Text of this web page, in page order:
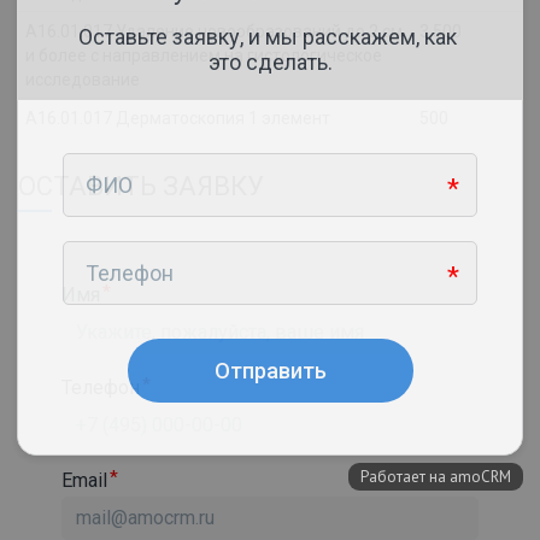
А16.01.017 Удаление новообразований до 2 см
и более с направлением на гистологическое
3 500
ОСТАВИТЬ ЗАЯВКУ